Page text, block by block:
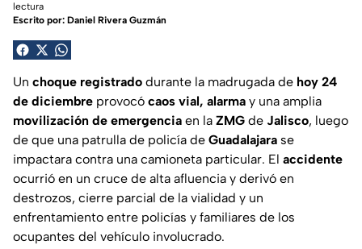
lectura
Escrito por: Daniel Rivera Guzmán
Un choque registrado durante la madrugada de hoy 24
de diciembre provocó caos vial, alarma y una amplia
movilización de emergencia en la ZMG de Jalisco, luego
de que una patrulla de policía de Guadalajara se
impactara contra una camioneta particular. El accidente
ocurrió en un cruce de alta afluencia y derivó en
destrozos, cierre parcial de la vialidad y un
enfrentamiento entre policías y familiares de los
ocupantes del vehículo involucrado.